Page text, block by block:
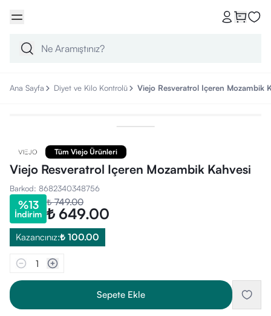
Ana Sayfa Diyet ve Kilo Kontrolü Viejo Resveratrol Içeren Mozambik
Tüm Viejo Ürünleri
Viejo Resveratrol Içeren Mozambik Kahvesi
Barkod: 8682340348756
%13
İndirim
₺ 749.00
₺ 649.00
Kazancınız:₺ 100.00
1
Sepete Ekle